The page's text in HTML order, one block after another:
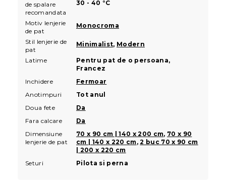
de spalare
recomandata
30 - 40 °C
Motiv lenjerie
de pat
Monocroma
Stil lenjerie de
pat
Minimalist, Modern
Latime
Pentru pat de o persoana,
Francez
Inchidere
Fermoar
Anotimpuri
Tot anul
Doua fete
Da
Fara calcare
Da
Dimensiune
lenjerie de pat
70 x 90 cm | 140 x 200 cm, 70 x 90
cm | 140 x 220 cm,2 buc 70 x 90 cm
| 200 x 220 cm
Seturi
Pilota si perna